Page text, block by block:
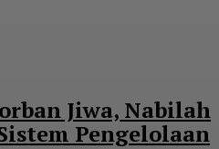
Jiwa, Nabilah
Pengelolaan